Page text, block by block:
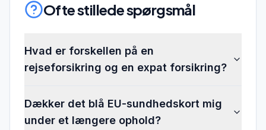
Ofte stillede spørgsmål
Hvad er forskellen på en
rejseforsikring og en expat forsikring?
Dækker det blå EU-sundhedskort mig
under et længere ophold?